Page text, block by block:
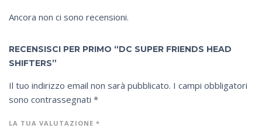
Ancora non ci sono recensioni.
RECENSISCI PER PRIMO “DC SUPER FRIENDS HEAD
SHIFTERS”
Il tuo indirizzo email non sarà pubblicato. I campi obbligatori
sono contrassegnati *
LA TUA VALUTAZIONE *